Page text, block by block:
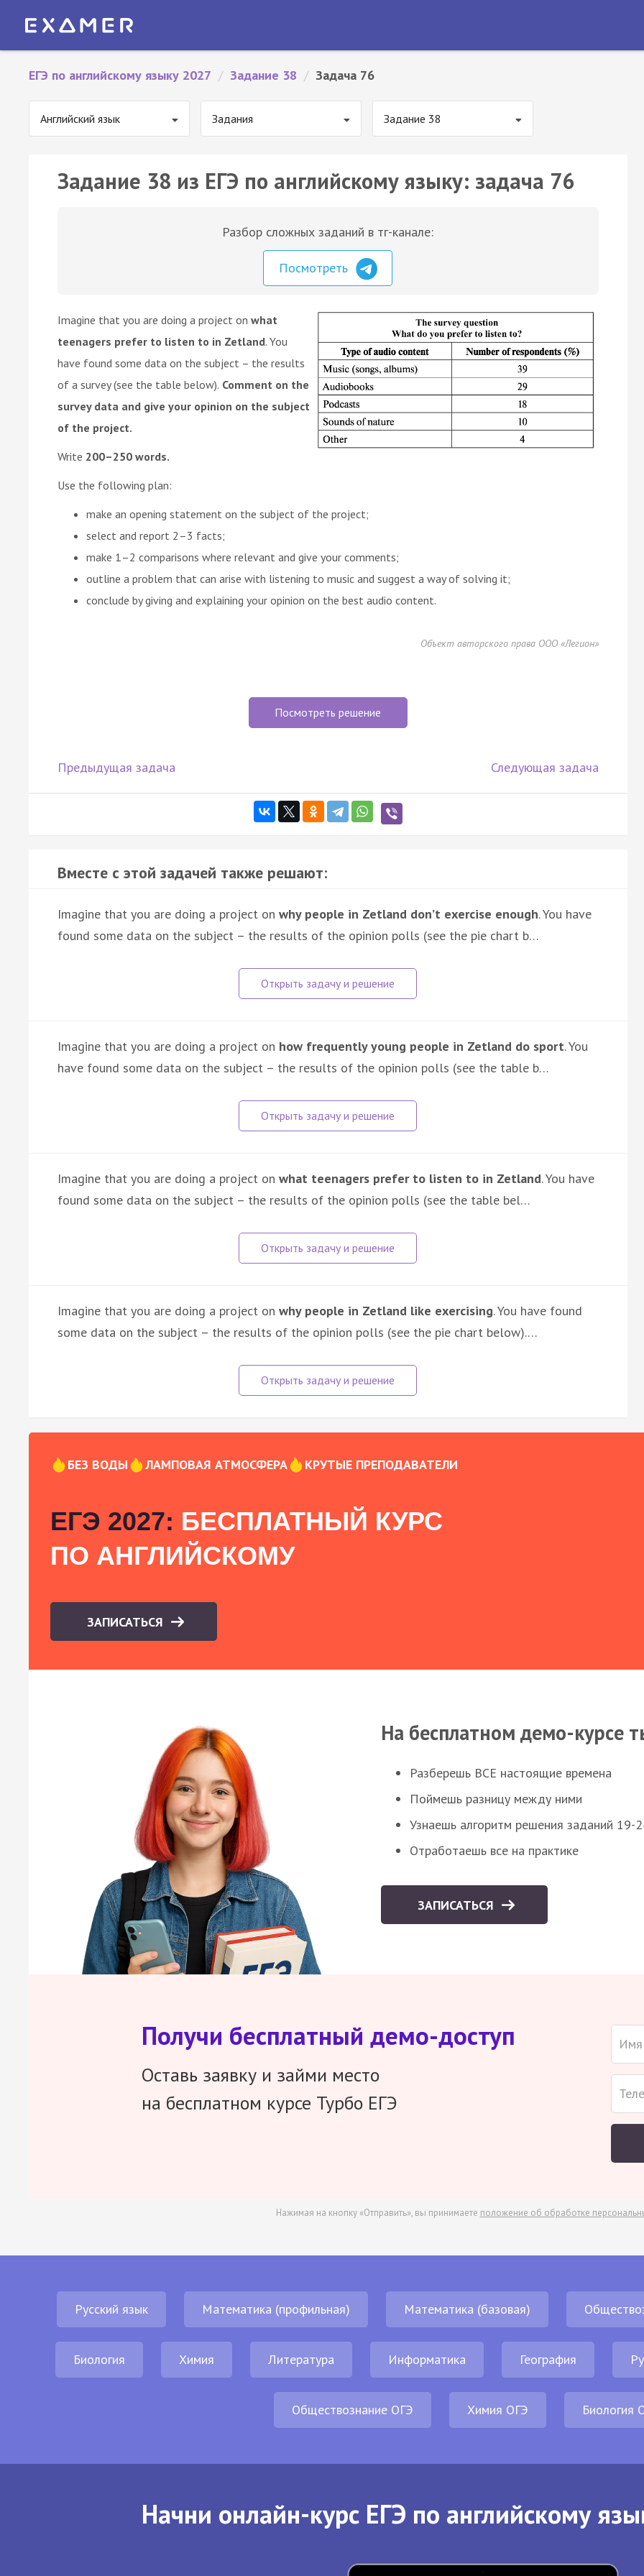
ЕГЭ по английскому языку 2027 / Задание 38 / Задача 76
Английский язык Задания Задание 38
Задание 38 из ЕГЭ по английскому языку: задача 76
Разбор сложных заданий в тг-канале:
Посмотреть
Imagine that you are doing a project on what
teenagers prefer to listen to in Zetland. You
have found some data on the subject – the results
of a survey (see the table below). Comment on the
survey data and give your opinion on the subject
of the project.
Write 200–250 words.
Use the following plan:
make an opening statement on the subject of the project;
select and report 2–3 facts;
make 1–2 comparisons where relevant and give your comments;
outline a problem that can arise with listening to music and suggest a way of solving it;
conclude by giving and explaining your opinion on the best audio content.
Объект авторского права ООО «Легион»
Посмотреть решение
Предыдущая задача Следующая задача
Вместе с этой задачей также решают:
Imagine that you are doing a project on why people in Zetland don’t exercise enough. You have
found some data on the subject – the results of the opinion polls (see the pie chart b…
Imagine that you are doing a project on how frequently young people in Zetland do sport. You
have found some data on the subject – the results of the opinion polls (see the table b…
Imagine that you are doing a project on what teenagers prefer to listen to in Zetland. You have
found some data on the subject – the results of the opinion polls (see the table bel…
Imagine that you are doing a project on why people in Zetland like exercising. You have found
some data on the subject – the results of the opinion polls (see the pie chart below).…
БЕЗ ВОДЫ ЛАМПОВАЯ АТМОСФЕРА КРУТЫЕ ПРЕПОДАВАТЕЛИ
ЕГЭ 2027: БЕСПЛАТНЫЙ КУРС
ПО АНГЛИЙСКОМУ
ЗАПИСАТЬСЯ
На бесплатном демо-курсе
Разберешь ВСЕ настоящие времена
Поймешь разницу между ними
Узнаешь алгоритм решения заданий 19-
Отработаешь все на практике
ЗАПИСАТЬСЯ
Получи бесплатный демо-доступ
Оставь заявку и займи место
на бесплатном курсе Турбо ЕГЭ
Нажимая на кнопку «Отправить», вы принимаете положение об обработке
Русский язык Математика (профильная) Математика (базовая)
Биология Химия Литература Информатика География
Обществознание ОГЭ Химия ОГЭ Биология
Начни онлайн-курс ЕГЭ по английскому